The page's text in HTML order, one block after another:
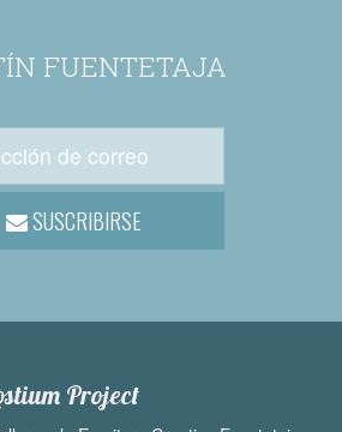
FUENTETAJA
SUSCRIBIRSE
Project